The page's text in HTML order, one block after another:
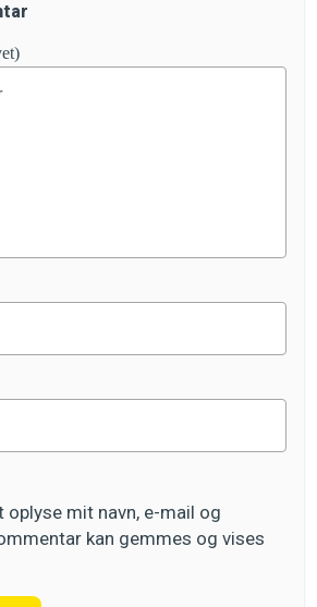
oplyse mit navn, e-mail og
kan gemmes og vises